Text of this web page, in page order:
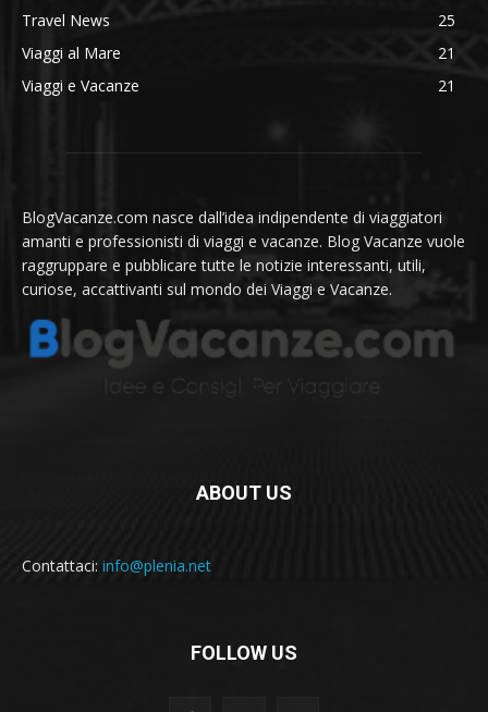
Travel News
25
Viaggi al Mare
21
Viaggi e Vacanze
21
BlogVacanze.com nasce dall’idea indipendente di viaggiatori
amanti e professionisti di viaggi e vacanze. Blog Vacanze vuole
raggruppare e pubblicare tutte le notizie interessanti, utili,
curiose, accattivanti sul mondo dei Viaggi e Vacanze.
ABOUT US
Contattaci: info@plenia.net
FOLLOW US